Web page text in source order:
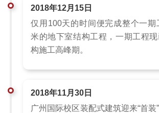
2018年12月15日
仅用100天的时间便完成整个一期
米的地下室结构工程，一期工程
构施工高峰期。
2018年11月30日
广州国际校区装配式建筑迎来“首装